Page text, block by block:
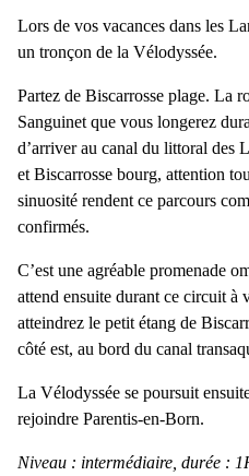
Lors de vos vacances dans les
un tronçon de la Vélodyssée.
Partez de Biscarrosse plage. La
Sanguinet que vous longerez
d’arriver au canal du littoral des
et Biscarrosse bourg, attention
sinuosité rendent ce parcours
confirmés.
C’est une agréable promenade
attend ensuite durant ce circuit à
atteindrez le petit étang de
côté est, au bord du canal
La Vélodyssée se poursuit
rejoindre Parentis-en-Born.
Niveau : intermédiaire, durée :